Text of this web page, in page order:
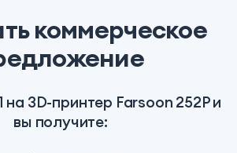
коммерческое
3D-принтер Farsoon 252P и
вы получите: